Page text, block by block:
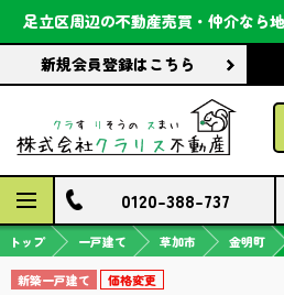
足立区周辺の不動産売買・仲介なら
新規会員登録はこちら
会社案内
前回の履歴で
保存した条件
検討中の物
0120-388-737
トップ 一戸建て 草加市 金明町
新築一戸建て 価格変更